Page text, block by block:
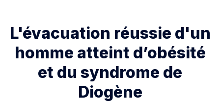
L'évacuation réussie d'un
homme atteint d’obésité
et du syndrome de
Diogène